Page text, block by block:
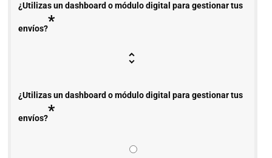
¿Utilizas un dashboard o módulo digital para gestionar tus
envíos?*
¿Utilizas un dashboard o módulo digital para gestionar tus
envíos?*